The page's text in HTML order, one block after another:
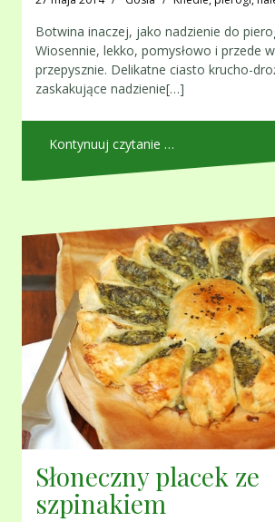
Botwina inaczej, jako nadzienie do
Wiosennie, lekko, pomysłowo i przede
przepysznie. Delikatne ciasto krucho-
zaskakujące nadzienie[…]
Kontynuuj czytanie …
Słoneczny placek ze
szpinakiem